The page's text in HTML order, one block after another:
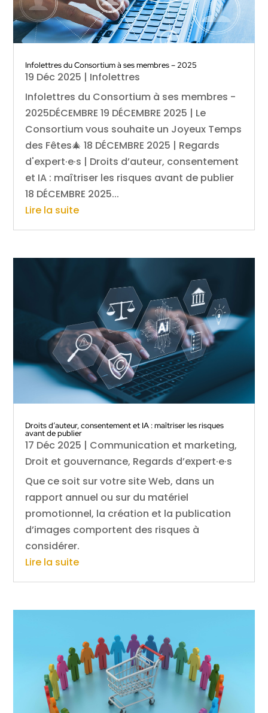
Infolettres du Consortium à ses membres – 2025
19 Déc 2025 | Infolettres
Infolettres du Consortium à ses membres -
2025DÉCEMBRE 19 DÉCEMBRE 2025 | Le
Consortium vous souhaite un Joyeux Temps
des Fêtes🎄 18 DÉCEMBRE 2025 | Regards
d'expert·e·s | Droits d’auteur, consentement
et IA : maîtriser les risques avant de publier
18 DÉCEMBRE 2025...
Lire la suite
Droits d’auteur, consentement et IA : maîtriser les risques
avant de publier
17 Déc 2025 | Communication et marketing,
Droit et gouvernance, Regards d’expert·e·s
Que ce soit sur votre site Web, dans un
rapport annuel ou sur du matériel
promotionnel, la création et la publication
d’images comportent des risques à
considérer.
Lire la suite